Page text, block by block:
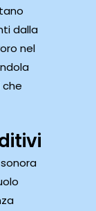
dalla
nel